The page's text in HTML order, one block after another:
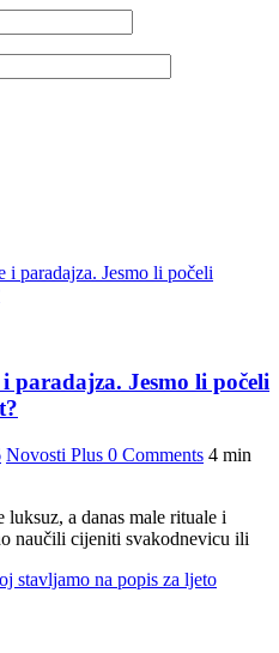
paradajza. Jesmo li počeli
Novosti Plus 0 Comments 4 min
luksuz, a danas male rituale i
naučili cijeniti svakodnevicu ili